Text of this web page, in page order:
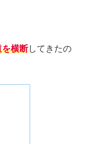
横断してきたの